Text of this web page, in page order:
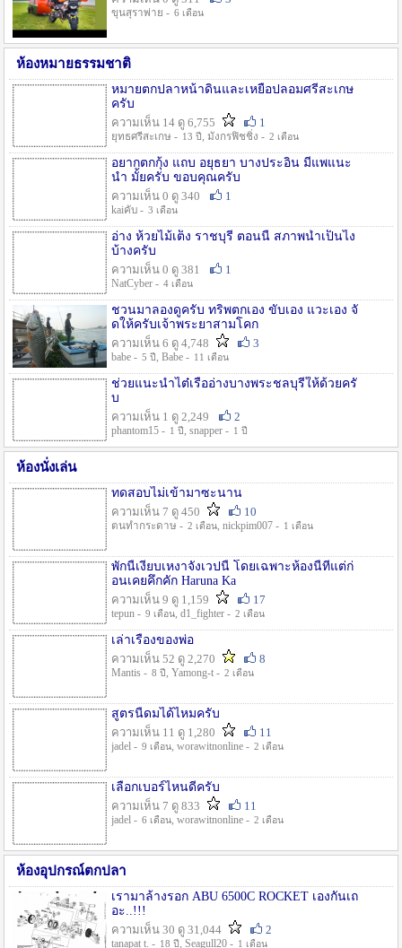
ขุนสุราพ่าย - 6 เดือน
ห้องหมายธรรมชาติ
หมายตกปลาหน้าดินและเหยื่อปลอมศรีสะเกษ
ครับ
ความเห็น 14 ดู 6,755
1
ยุทธศรีสะเกษ - 13 ปี , มังกรฟิชชิ่ง - 2 เดือน
อยากตกกุ้ง แถบ อยุธยา บางประอิน มีแพแนะ
นำ มั้ยครับ ขอบคุณครับ
ความเห็น 0 ดู 340
1
kaiคับ - 3 เดือน
อ่าง ห้วยไม้เต็ง ราชบุรี ตอนนี้ สภาพน้ำเป็นไง
บ้างครับ
ความเห็น 0 ดู 381
1
NatCyber - 4 เดือน
ชวนมาลองดูครับ ทริพตกเอง ขับเอง แวะเอง จั
ดให้ครับเจ้าพระยาสามโคก
ความเห็น 6 ดู 4,748
3
babe - 5 ปี , Babe - 11 เดือน
ช่วยแนะนำไต๋เรืออ่างบางพระชลบุรีให้ด้วยครั
บ
ความเห็น 1 ดู 2,249
2
phantom15 - 1 ปี , snapper - 1 ปี
ห้องนั่งเล่น
ทดสอบไม่เข้ามาซะนาน
ความเห็น 7 ดู 450
10
ตนทำกระดาษ - 2 เดือน, nickpim007 - 1 เดือน
พักนี้เงียบเหงาจังเวปนี้ โดยเฉพาะห้องนี้ที่แต่ก่
อนเคยคึกคัก Haruna Ka
ความเห็น 9 ดู 1,159
17
tepun - 9 เดือน, d1_fighter - 2 เดือน
เล่าเรื่องของพ่อ
ความเห็น 52 ดู 2,270
8
Mantis - 8 ปี , Yamong-t - 2 เดือน
สูตรนี้ดมได้ไหมครับ
ความเห็น 11 ดู 1,280
11
jadel - 9 เดือน, worawitnonline - 2 เดือน
เลือกเบอร์ไหนดีครับ
ความเห็น 7 ดู 833
11
jadel - 6 เดือน, worawitnonline - 2 เดือน
ห้องอุปกรณ์ตกปลา
เรามาล้างรอก ABU 6500C ROCKET เองกันเถ
อะ..!!!
ความเห็น 30 ดู 31,044
2
tanapat t. - 18 ปี , Seagull20 - 1 เดือน